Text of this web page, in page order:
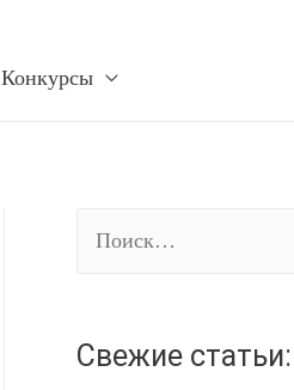
Конкурсы
т
Свежие статьи: